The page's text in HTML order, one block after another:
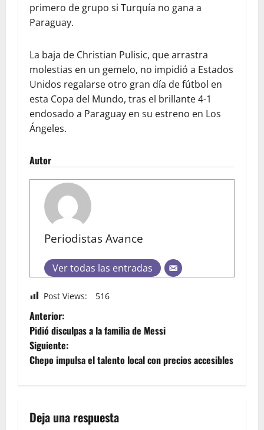
primero de grupo si Turquía no gana a
Paraguay.
La baja de Christian Pulisic, que arrastra
molestias en un gemelo, no impidió a Estados
Unidos regalarse otro gran día de fútbol en
esta Copa del Mundo, tras el brillante 4-1
endosado a Paraguay en su estreno en Los
Ángeles.
Autor
Periodistas Avance
Ver todas las entradas
Post Views: 516
Anterior:
Pidió disculpas a la familia de Messi
Siguiente:
Chepo impulsa el talento local con precios accesibles
Deja una respuesta